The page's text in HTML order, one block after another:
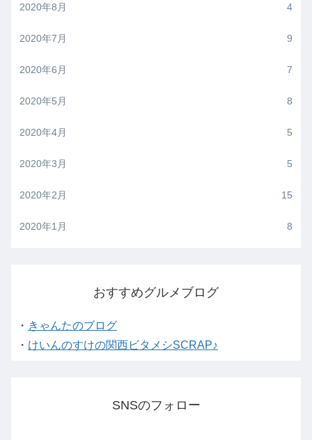
2020年8月 4
2020年7月 9
2020年6月 7
2020年5月 8
2020年4月 5
2020年3月 5
2020年2月 15
2020年1月 8
おすすめグルメブログ
・ きゃんたのブログ
・ けいんのすけの関西ビタメシSCRAP♪
SNSのフォロー